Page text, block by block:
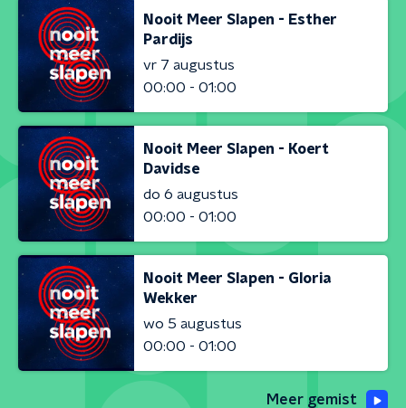
Nooit Meer Slapen - Esther
Pardijs
vr 7 augustus
00:00 - 01:00
Nooit Meer Slapen - Koert
Davidse
do 6 augustus
00:00 - 01:00
Nooit Meer Slapen - Gloria
Wekker
wo 5 augustus
00:00 - 01:00
Meer gemist